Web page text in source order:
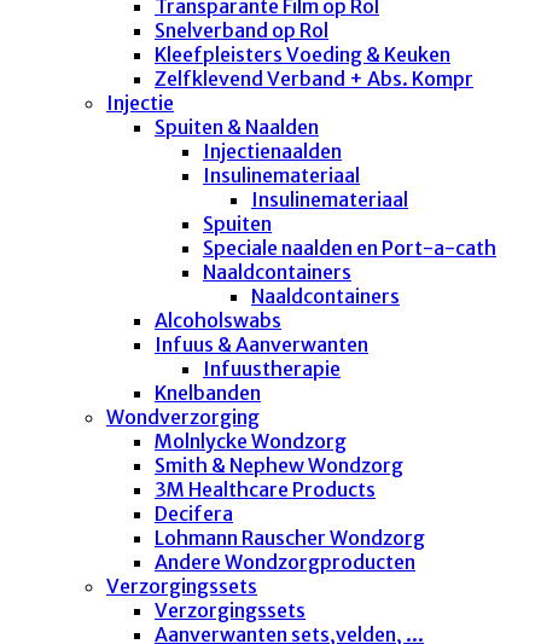
Transparante Film op Rol
Snelverband op Rol
Kleefpleisters Voeding & Keuken
Zelfklevend Verband + Abs. Kompr
Injectie
Spuiten & Naalden
Injectienaalden
Insulinemateriaal
Insulinemateriaal
Spuiten
Speciale naalden en Port-a-cath
Naaldcontainers
Naaldcontainers
Alcoholswabs
Infuus & Aanverwanten
Infuustherapie
Knelbanden
Wondverzorging
Molnlycke Wondzorg
Smith & Nephew Wondzorg
3M Healthcare Products
Decifera
Lohmann Rauscher Wondzorg
Andere Wondzorgproducten
Verzorgingssets
Verzorgingssets
Aanverwanten sets,velden, ...